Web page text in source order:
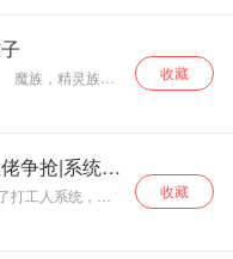
族，精灵族，
利益，无休止的
们之间的武器贩
要火焰机炮？
万金币。 什
哥系统，快
收藏
争抢|系统&
工人系统，雷
：做为海贼，雷
不如他…… 战
收藏